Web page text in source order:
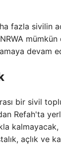
fazla sivilin
devam
bir sivil
Refah'ta
kalmayacak,
açlık ve